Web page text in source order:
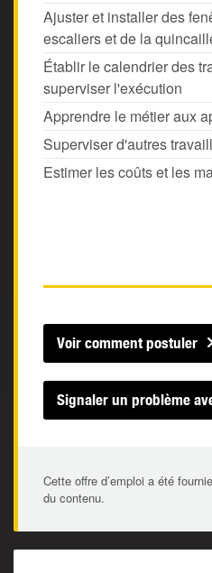
Ajuster et installer des
escaliers et de la
Établir le calendrier des
superviser l'exécution
Apprendre le métier aux
Superviser d'autres
Estimer les coûts et les
Voir comment postuler
Signaler un problème
Cette offre d’emploi a été
du contenu.